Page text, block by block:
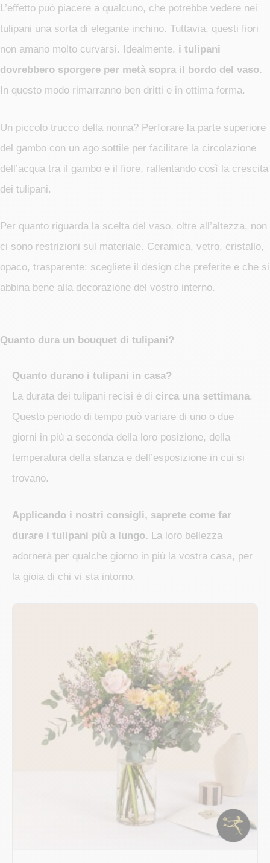
L’effetto può piacere a qualcuno, che potrebbe vedere nei
tulipani una sorta di elegante inchino. Tuttavia, questi fiori
non amano molto curvarsi. Idealmente, i tulipani
dovrebbero sporgere per metà sopra il bordo del vaso.
In questo modo rimarranno ben dritti e in ottima forma.
Un piccolo trucco della nonna? Perforare la parte superiore
del gambo con un ago sottile per facilitare la circolazione
dell’acqua tra il gambo e il fiore, rallentando così la crescita
dei tulipani.
Per quanto riguarda la scelta del vaso, oltre all’altezza, non
ci sono restrizioni sul materiale. Ceramica, vetro, cristallo,
opaco, trasparente: scegliete il design che preferite e che si
abbina bene alla decorazione del vostro interno.
Quanto dura un bouquet di tulipani?
Quanto durano i tulipani in casa?
La durata dei tulipani recisi è di circa una settimana.
Questo periodo di tempo può variare di uno o due
giorni in più a seconda della loro posizione, della
temperatura della stanza e dell’esposizione in cui si
trovano.
Applicando i nostri consigli, saprete come far
durare i tulipani più a lungo. La loro bellezza
adornerà per qualche giorno in più la vostra casa, per
la gioia di chi vi sta intorno.